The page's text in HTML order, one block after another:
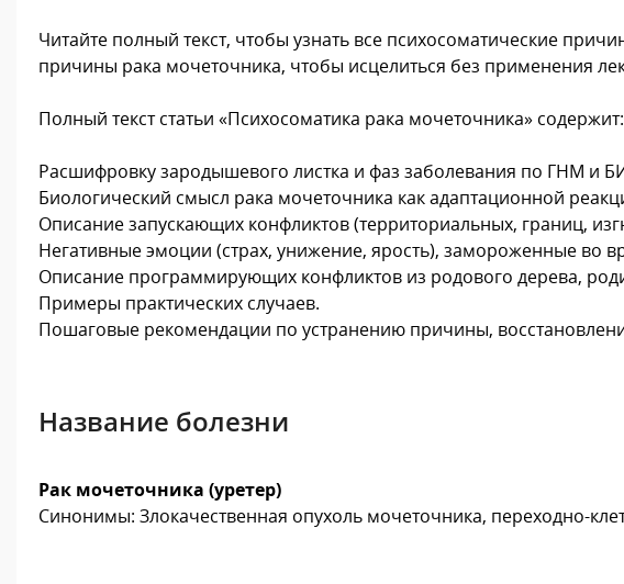
Читайте полный текст, чтобы узнать все психосоматические
причины рака мочеточника, чтобы исцелиться без применения
Полный текст статьи «Психосоматика рака мочеточника» содержит:
Расшифровку зародышевого листка и фаз заболевания по ГНМ и
Биологический смысл рака мочеточника как адаптационной
Описание запускающих конфликтов (территориальных, границ,
Негативные эмоции (страх, унижение, ярость), замороженные во
Описание программирующих конфликтов из родового дерева,
Примеры практических случаев.
Пошаговые рекомендации по устранению причины,
Название болезни
Рак мочеточника (уретер)
Синонимы: Злокачественная опухоль мочеточника, переходно-